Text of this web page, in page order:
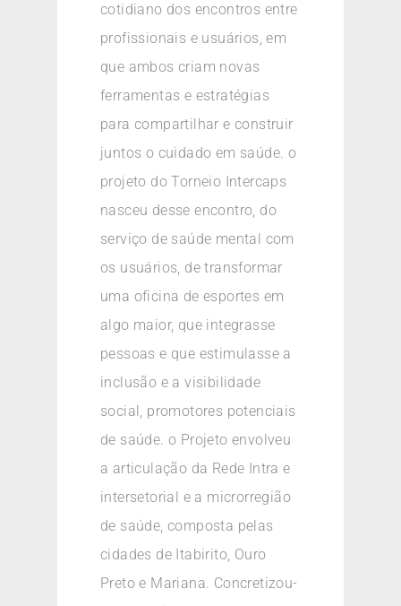
cotidiano dos encontros entre
profissionais e usuários, em
que ambos criam novas
ferramentas e estratégias
para compartilhar e construir
juntos o cuidado em saúde. o
projeto do Torneio Intercaps
nasceu desse encontro, do
serviço de saúde mental com
os usuários, de transformar
uma oficina de esportes em
algo maior, que integrasse
pessoas e que estimulasse a
inclusão e a visibilidade
social, promotores potenciais
de saúde. o Projeto envolveu
a articulação da Rede Intra e
intersetorial e a microrregião
de saúde, composta pelas
cidades de Itabirito, Ouro
Preto e Mariana. Concretizou-